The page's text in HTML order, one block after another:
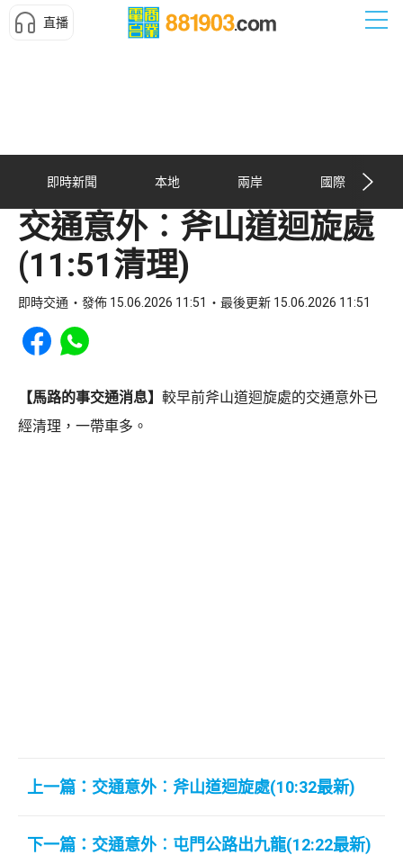
直播
即時新聞 本地 兩岸 國際
交通意外︰斧山道迴旋處
(11:51清理)
即時交通 發佈 15.06.2026 11:51 最後更新 15.06.2026 11:51
Share to Facebook
Share to WhatsApp
【馬路的事交通消息】 較早前斧山道迴旋處的交通意外已
經清理，一帶車多。
上一篇：交通意外︰斧山道迴旋處(10:32最新)
下一篇：交通意外︰屯門公路出九龍(12:22最新)